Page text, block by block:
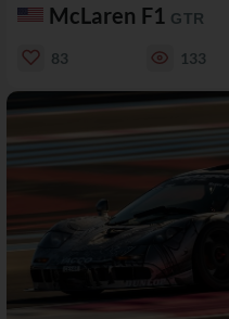
McLaren F1 GTR
83 133